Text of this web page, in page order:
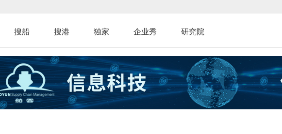
搜船 搜港 独家 企业秀 研究院